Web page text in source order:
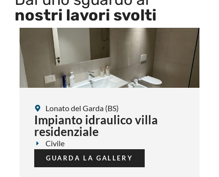
nostri lavori svolti
Lonato del Garda (BS)
Impianto idraulico villa
residenziale
Civile
GUARDA LA GALLERY